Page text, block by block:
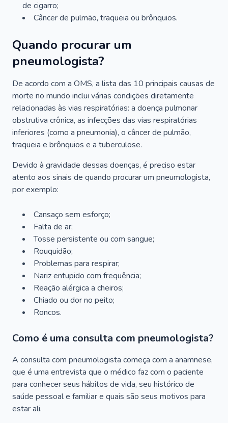
de cigarro;
Câncer de pulmão, traqueia ou brônquios.
Quando procurar um
pneumologista?
De acordo com a OMS, a lista das 10 principais causas de
morte no mundo inclui várias condições diretamente
relacionadas às vias respiratórias: a doença pulmonar
obstrutiva crônica, as infecções das vias respiratórias
inferiores (como a pneumonia), o câncer de pulmão,
traqueia e brônquios e a tuberculose.
Devido à gravidade dessas doenças, é preciso estar
atento aos sinais de quando procurar um pneumologista,
por exemplo:
Cansaço sem esforço;
Falta de ar;
Tosse persistente ou com sangue;
Rouquidão;
Problemas para respirar;
Nariz entupido com frequência;
Reação alérgica a cheiros;
Chiado ou dor no peito;
Roncos.
Como é uma consulta com pneumologista?
A consulta com pneumologista começa com a anamnese,
que é uma entrevista que o médico faz com o paciente
para conhecer seus hábitos de vida, seu histórico de
saúde pessoal e familiar e quais são seus motivos para
estar ali.